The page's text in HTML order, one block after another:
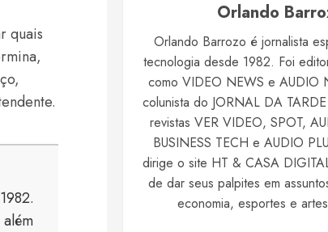
quais
Orlando
Orlando Barrozo é jornalista
tecnologia desde 1982. Foi
como VIDEO NEWS e AUDIO
colunista do JORNAL DA
revistas VER VIDEO, SPOT,
BUSINESS TECH e AUDIO
dirige o site HT & CASA
de dar seus palpites em
economia, esportes e